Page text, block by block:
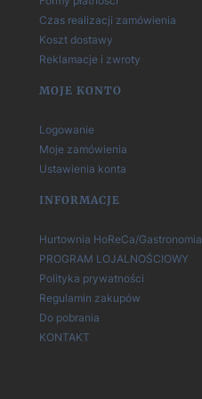
Czas realizacji zamówienia
Koszt dostawy
Reklamacje i zwroty
MOJE KONTO
Logowanie
Moje zamówienia
Ustawienia konta
INFORMACJE
Hurtownia HoReCa/Gastronomia
PROGRAM LOJALNOŚCIOWY
Polityka prywatności
Regulamin zakupów
Do pobrania
KONTAKT